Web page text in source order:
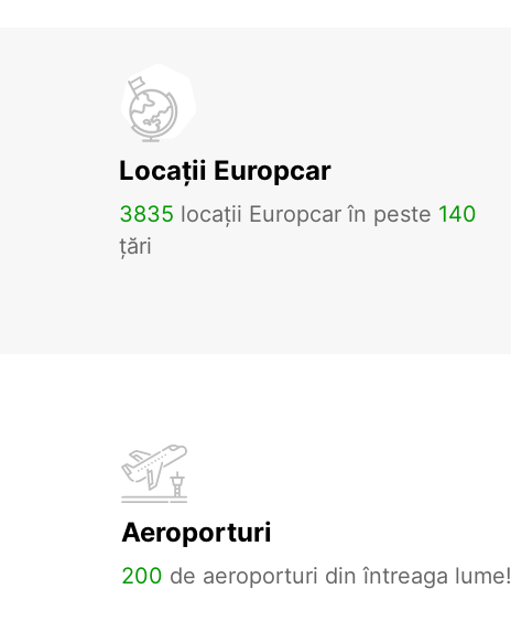
Locații Europcar
3835 locații Europcar în peste 140
țări
Aeroporturi
200 de aeroporturi din întreaga lume!